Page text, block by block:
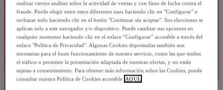
realizar ciertos análisis sobre la actividad de ventas y con fines de lucha contra el
fraude. Puede elegir entre estos diferentes usos haciendo clic en "Configurar" o
rechazar todo haciendo clic en el botón "Continuar sin aceptar". Sus elecciones se
aplican solo a este navegador y/o dispositivo. Puede cambiar sus opciones en
cualquier momento haciendo clic en el enlace “Configurar” accesible a través del
enlace "Política de Privacidad". Algunas Cookies depositadas también son
necesarias para el buen funcionamiento de nuestro servicio, como las que miden
el tráfico o permiten la presentación adaptada de nuestras ofertas, y no están
sujetas a consentimiento. Para obtener más información sobre las Cookies, puede
consultar nuestra Política de Cookies accesible AQUÍ.